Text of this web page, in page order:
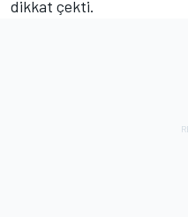
dikkat çekti.